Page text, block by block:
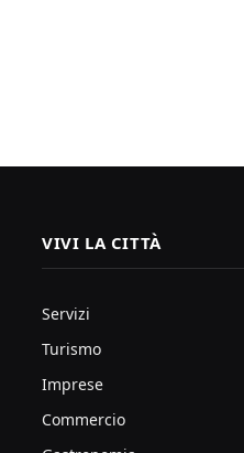
VIVI LA CITTÀ
Servizi
Turismo
Imprese
Commercio